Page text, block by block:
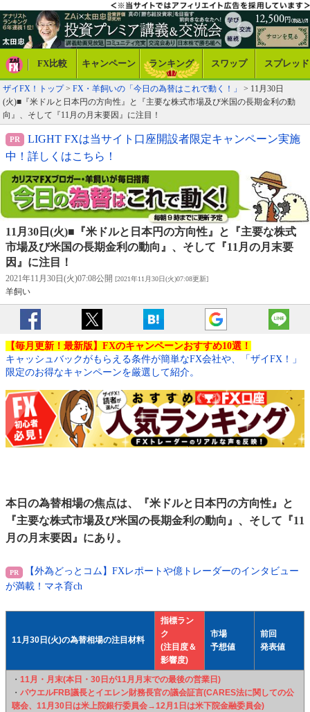
FX比較 キャンペーン ランキング スワップ スプレッド
ザイFX！トップ> FX・羊飼いの「今日の為替はこれで動く！」
> 11月30日
(火)■『米ドルと日本円の方向性』と『主要な株式市場及び米国の長期金利の動
向』、そして『11月の月末要因』に注目！
LIGHT FXは当サイト口座開設者限定キャンペーン実施
中！詳しくはこちら！
11月30日(火)■『米ドルと日本円の方向性』と『主要な株式
市場及び米国の長期金利の動向』、そして『11月の月末要
因』に注目！
2021年11月30日(火)07:08公開 [2021年11月30日(火)07:08更新]
羊飼い
【毎月更新！最新版】FXのキャンペーンおすすめ10選！
キャッシュバックがもらえる条件が簡単なFX会社や、「ザイFX！」
限定のお得なキャンペーンを厳選して紹介。
本日の為替相場の焦点は、『米ドルと日本円の方向性』と
『主要な株式市場及び米国の長期金利の動向』、そして『11
月の月末要因』にあり。
【外為どっとコム】FXレポートや億トレーダーのインタビュー
が満載！マネ育ch
11月30日(火)の為替相場の注目材料
指標ラン
ク
(注目度＆
影響度)
市場
予想値
前回
発表値
・ 11月・月末(本日・30日が11月月末での最後の営業日)
・ パウエルFRB議長とイエレン財務長官の議会証言(CARES法に関しての公
聴会、11月30日は米上院銀行委員会→12月1日は米下院金融委員会)